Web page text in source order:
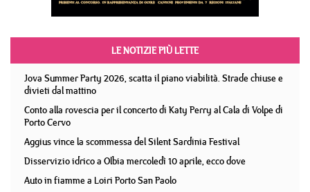
LE NOTIZIE PIÙ LETTE
Jova Summer Party 2026, scatta il piano viabilità. Strade chiuse e
divieti dal mattino
Conto alla rovescia per il concerto di Katy Perry al Cala di Volpe di
Porto Cervo
Aggius vince la scommessa del Silent Sardinia Festival
Disservizio idrico a Olbia mercoledì 10 aprile, ecco dove
Auto in fiamme a Loiri Porto San Paolo